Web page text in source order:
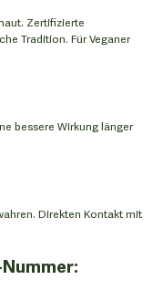
Zertifizierte
Tradition. Für Veganer
bessere Wirkung länger
Direkten Kontakt mit